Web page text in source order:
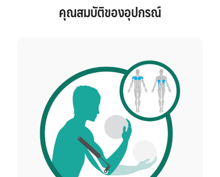
คุณสมบัติของอุปกรณ์